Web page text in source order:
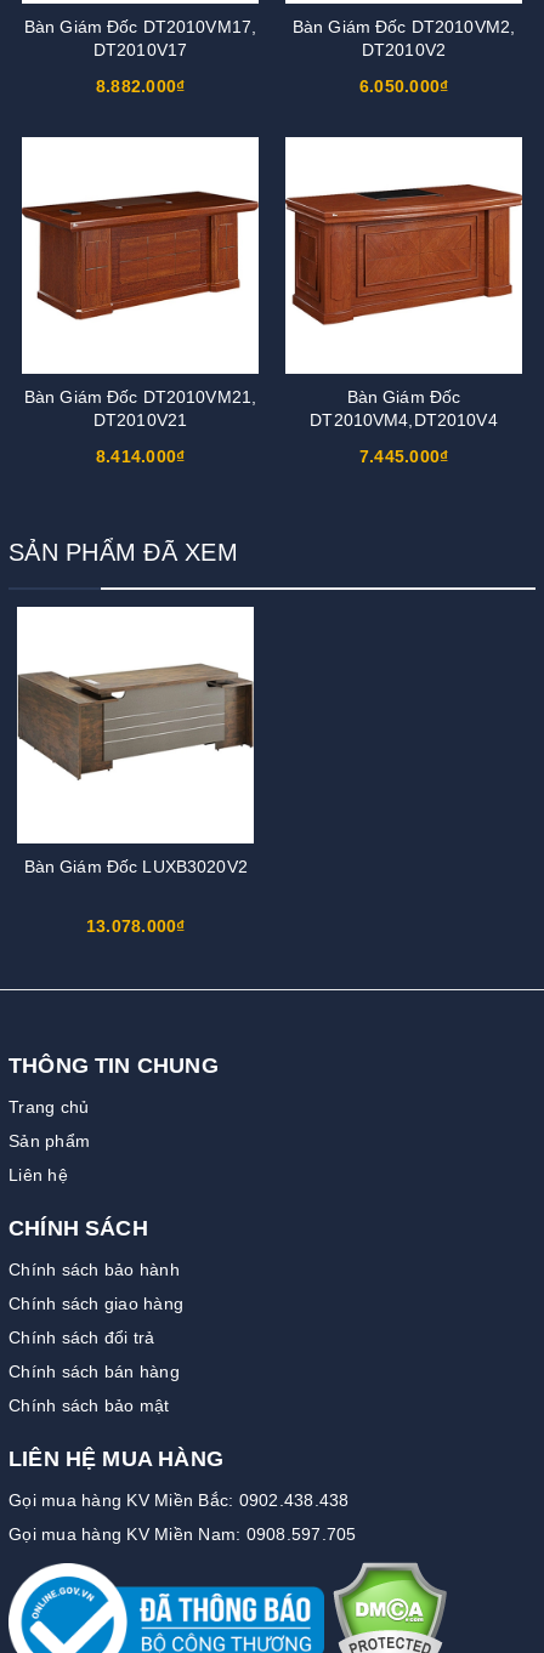
Bàn Giám Đốc DT2010VM17,
DT2010V17
8.882.000₫
Bàn Giám Đốc DT2010VM2,
DT2010V2
6.050.000₫
Bàn Giám Đốc DT2010VM21,
DT2010V21
8.414.000₫
Bàn Giám Đốc
DT2010VM4,DT2010V4
7.445.000₫
SẢN PHẨM ĐÃ XEM
Bàn Giám Đốc LUXB3020V2
13.078.000₫
THÔNG TIN CHUNG
Trang chủ
Sản phẩm
Liên hệ
CHÍNH SÁCH
Chính sách bảo hành
Chính sách giao hàng
Chính sách đổi trả
Chính sách bán hàng
Chính sách bảo mật
LIÊN HỆ MUA HÀNG
Gọi mua hàng KV Miền Bắc: 0902.438.438
Gọi mua hàng KV Miền Nam: 0908.597.705